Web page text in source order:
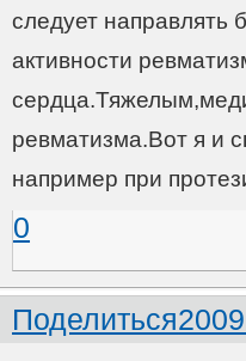
следует
активности
ревматизма.Вот я и
например при
0
Поделиться